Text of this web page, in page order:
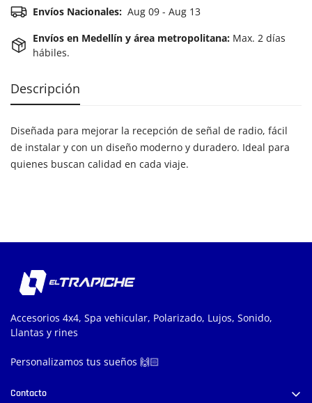
Envíos Nacionales: Aug 09 - Aug 13
Envíos en Medellín y área metropolitana: Max. 2 días
hábiles.
Descripción
Diseñada para mejorar la recepción de señal de radio, fácil
de instalar y con un diseño moderno y duradero. Ideal para
quienes buscan calidad en cada viaje.
Accesorios 4x4, Spa vehicular, Polarizado, Lujos, Sonido,
Llantas y rines
Personalizamos tus sueños 🙌🏻
Contacto